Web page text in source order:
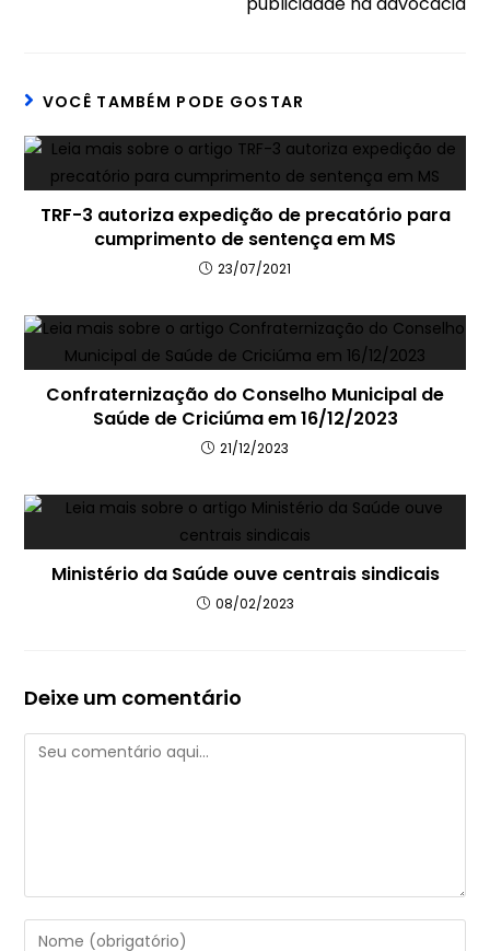
VOCÊ TAMBÉM PODE GOSTAR
TRF-3 autoriza expedição de precatório para
cumprimento de sentença em MS
23/07/2021
Confraternização do Conselho Municipal de
Saúde de Criciúma em 16/12/2023
21/12/2023
Ministério da Saúde ouve centrais sindicais
08/02/2023
Deixe um comentário